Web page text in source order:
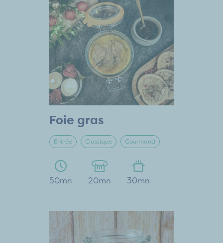
Foie gras
Entrée Classique Gourmand
50mn 20mn 30mn